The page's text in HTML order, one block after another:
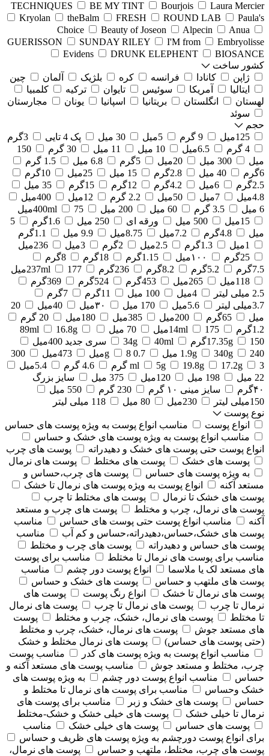
TECHNIQUES
BE MY TINT Bourjois
Laura Mercier
Kryolan
theBalm FRESH ROUND LAB
Paula's
Choice
Beauty of Joseon Alpecin
Anua
GUERISSON
SUNDAY RILEY I'M from
Embryolisse
Evidens
DRUNK ELEPHENT
BIOSANCE
کشور ساخت
ژاپن
کانادا فرانسه کره بلژیک آلمان
چین
ایتالیا
آمریکا سوئیس تایوان ترکیه
کلمبیا
لهستان
انگلستان بریتانیا اسپانیا یونان
مجارستان
سوئد
حجم
125میل
9 گرم 5میل 30 میل پک 4 تایی
3گرم
4 گرم
6.5میل 10 میل 11 میل 30 گرم
150
میل
300 میل 20میل 5گرم 6.8 میل
1.5 گرم
6گرم
40 میل 2.8گرم 15 میل 25میل
10گرم
2.5گرم
6میل 4.2گرم 12گرم 15گرم
35 میل
4.8میل
7میل 50میل 2.2 گرم 12میل
400میل
6 میل
3.5 گرم 60 میل 200 میل 400ml
75میل
15میل
500 میل ورقه ای 250 میل 1.6گرم
5
میل
4.8گرم 7.2میل 8.75میل 9.9 میل
1.1گرم
1میل
1.3گرم 2.5میل 2گرم 3میل
236میل
25گرم
۱۰۰میل 1.15گرم 18گرم
8گرم
7.5گرم
5.2گرم 8.2گرم 236گرم 237ml
177میل
118میل
265میل 453گرم 524گرم
369گرم
2.5 میلی لیتر
4میل 100 میل 11گرم
7گرم
3.7میلی لیتر
5.6میل 170 میل ۳۰میل 40میل
20
میل
65گرم 200میل 385میل 180میل
20 گرم
1.2گرم
14ml 175میل 70 میل 89ml
16.8g
17.35g
150گرم 34g 40ml
سری جدید 400میل
1.9g
340g 240 میل 0.7 g 8میل 473میل
300
ml
5g 19.8g 17.2g 3 گرم 4.6 گرم
5.4میل
22 میل
198 میل 120میل 375 میل
سایز بزرگ
۴۰گرم
سایز مینی ۱۰ گرم 230 گرم
550 میل
150میلی لیتر
230میل 80 میل
118 میلی لیتر
نوع پوست
انواع پوست
مناسب انواع پوست به ویژه پوست های حساس
مناسب انواع پوست به ویژه پوست های خشک و حساس
انواع پوست حتی پوست های خشک و دهیدراته
پوست های چرب
پوست های خشک
پوست های مختلط
پوست های نرمال
به ویژه پوست های حساس
پوست های چرب،حساس و
مستعد آکنه
انواع پوست به ویژه پوست های نرمال تا خشک
پوست های خشک تا نرمال
پوست های مختلط تا چرب
پوست های نرمال، چرب و مختلط
پوست های چرب و مستعد
آکنه
مناسب انواع پوست حتی پوست های حساس
مناسب
پوست های خشک،حساس،دهیدراته،حساس و کم آب
مناسب
پوست های حساس و دهیدراته
پوست های چرب و مختلط
مناسب برای پوست های نرمال تا مختلط
مناسب برای پوست
های مستعد لک یا ملاسما
انواع پوست دور چشم
مناسب
پوست های ملتهب و حساس
پوست های خشک و حساس
پوست های نرمال تا خشک
انواع رنگ پوست
پوست های
نرمال تا چرب
پوست های نرمال تا چرب
پوست های نرمال
تا مختلط
پوست های نرمال، خشک، چرب و مختلط
پوست
های مستعد جوش
پوست های نرمال، خشک، چرب و مختلط
(حتی پوست های حساس)
پوست های نرمال مختلط و خشک
مناسب انواع پوست به ویژه پوست های کدر
مناسب پوست
چرب، مختلط و مستعد جوش
مناسب پوست های مستعد آکنه و
حساس
مناسب انواع پوست دور چشم
به ویژه پوست های
خشک وحساس
مناسب برای پوست های نرمال تا مختلط و
حساس
پوست های خشک و زبر
مناسب برای پوست های
نرمال تا خیلی خشک
پوست های خیلی خشک و خشک-مختلط
پوست های حساس
پوست های خیلی خشک
مناسب
برای انواع پوست دورچشم به ویژه پوست های ظریف و حساس
پوست های چرب، مختلط، ملتهب و حساس
پوست های نرمال،